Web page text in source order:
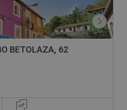
BETOLAZA, 62